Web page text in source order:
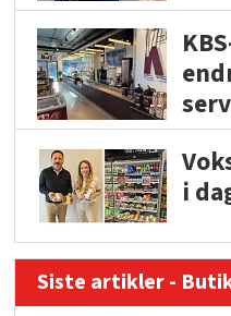
i
Siste artikler -